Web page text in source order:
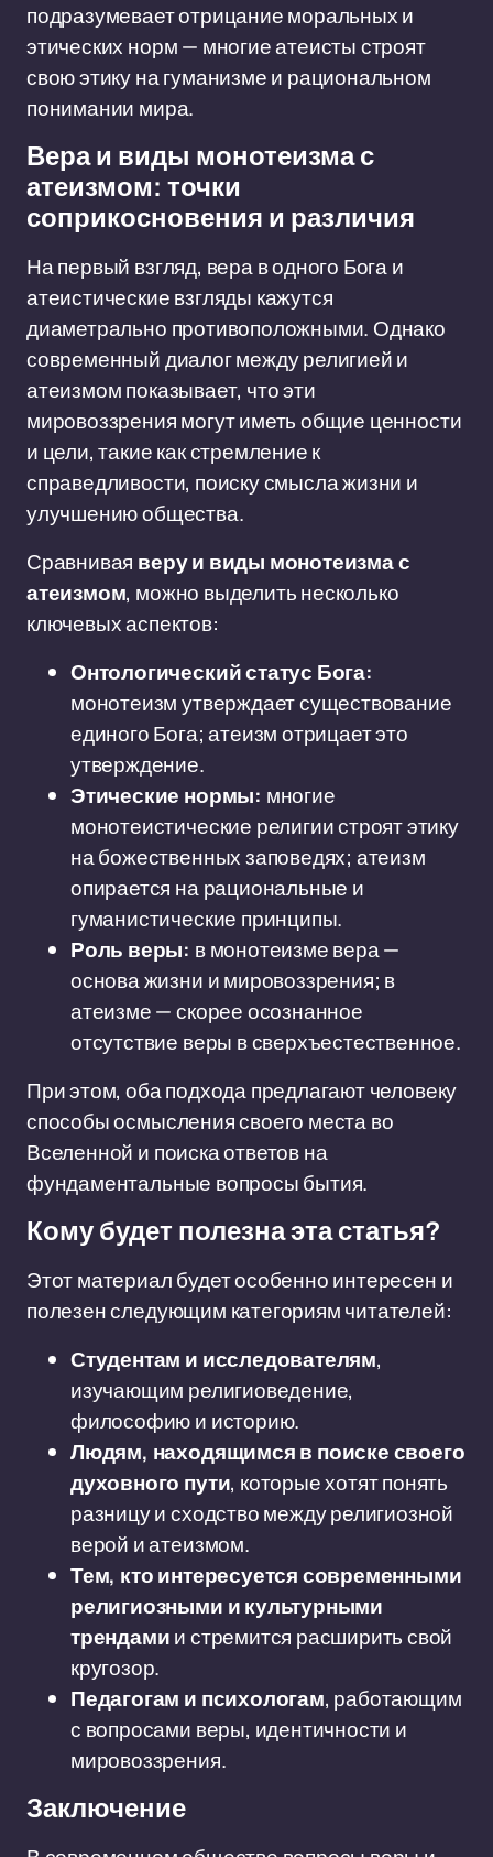
подразумевает отрицание моральных и
этических норм — многие атеисты строят
свою этику на гуманизме и рациональном
понимании мира.
Вера и виды монотеизма с
атеизмом: точки
соприкосновения и различия
На первый взгляд, вера в одного Бога и
атеистические взгляды кажутся
диаметрально противоположными. Однако
современный диалог между религией и
атеизмом показывает, что эти
мировоззрения могут иметь общие ценности
и цели, такие как стремление к
справедливости, поиску смысла жизни и
улучшению общества.
Сравнивая веру и виды монотеизма с
атеизмом, можно выделить несколько
ключевых аспектов:
Онтологический статус Бога:
монотеизм утверждает существование
единого Бога; атеизм отрицает это
утверждение.
Этические нормы: многие
монотеистические религии строят этику
на божественных заповедях; атеизм
опирается на рациональные и
гуманистические принципы.
Роль веры: в монотеизме вера —
основа жизни и мировоззрения; в
атеизме — скорее осознанное
отсутствие веры в сверхъестественное.
При этом, оба подхода предлагают человеку
способы осмысления своего места во
Вселенной и поиска ответов на
фундаментальные вопросы бытия.
Кому будет полезна эта статья?
Этот материал будет особенно интересен и
полезен следующим категориям читателей:
Студентам и исследователям,
изучающим религиоведение,
философию и историю.
Людям, находящимся в поиске своего
духовного пути, которые хотят понять
разницу и сходство между религиозной
верой и атеизмом.
Тем, кто интересуется современными
религиозными и культурными
трендамии стремится расширить свой
кругозор.
Педагогам и психологам, работающим
с вопросами веры, идентичности и
мировоззрения.
Заключение